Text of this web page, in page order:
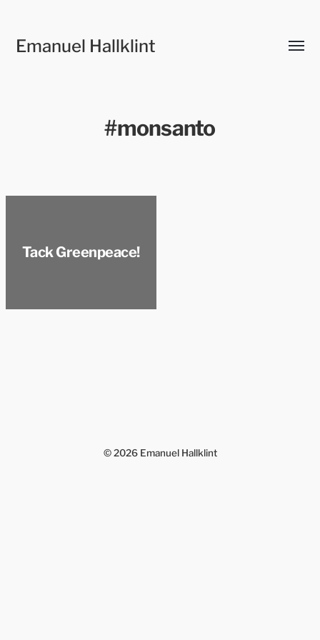
Emanuel Hallklint
Slå
#monsanto
Tack Greenpeace!
© 2026 Emanuel Hallklint